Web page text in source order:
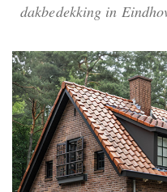
dakbedekking in